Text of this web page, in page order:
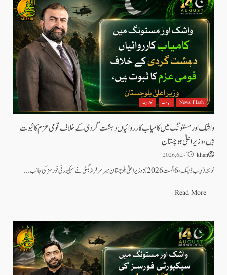
News Flash سیاست نیوز بیٹ
واشک اور مستونگ میں کامیاب کارروائیاں دہشت گردی کے خلاف قومی عزم کا ثبوت
ہیں، وزیر اعلیٰ بلوچستان
khan اگست 6, 2026
کوئٹہ (ویب ڈیسک، 6 اگست 2026): وزیر اعلیٰ بلوچستان میر سرفراز بگٹی نے سیکیورٹی فورسز کی جانب...
Read More